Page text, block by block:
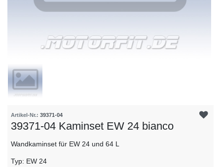
Artikel-Nr.: 39371-04
39371-04 Kaminset EW 24 bianco
Wandkaminset für EW 24 und 64 L
Typ: EW 24